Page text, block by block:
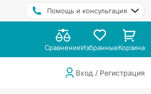
Помощь и консультация
СравнениеИзбранныеКорзина
Вход / Регистрация